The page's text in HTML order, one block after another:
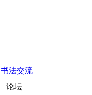
法交流
论坛